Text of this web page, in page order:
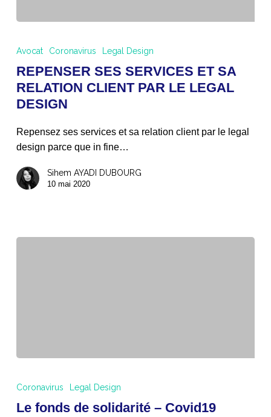
ET
SA
RELATION
PAR
LE
LEGAL
DESIGN
Avocat Coronavirus Legal Design
REPENSER SES SERVICES ET SA
RELATION CLIENT PAR LE LEGAL
DESIGN
Repensez ses services et sa relation client par le legal
design parce que in fine…
Sihem AYADI DUBOURG
10 mai 2020
solidarité
Coronavirus Legal Design
Le fonds de solidarité – Covid19